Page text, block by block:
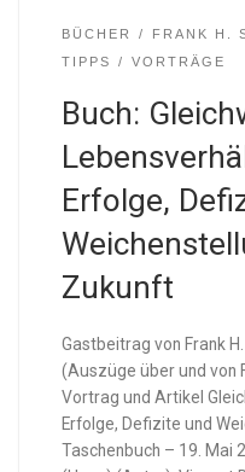
BÜCHER FRANK H.
TIPPS
VORTRÄGE
Buch:
Erfolge,
Zukunft
Gastbeitrag von Frank
(Auszüge über und von
Vortrag und Artikel
Erfolge, Defizite und
Taschenbuch – 19. Mai